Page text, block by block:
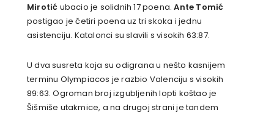
Mirotić ubacio je solidnih 17 poena.Ante Tomić
postigao je četiri poena uz tri skoka i jednu
asistenciju. Katalonci su slavili s visokih 63:87.
U dva susreta koja su odigrana u nešto kasnijem
terminu Olympiacos je razbio Valenciju s visokih
89:63. Ogroman broj izgubljenih lopti koštao je
Šišmiše utakmice, a na drugoj strani je tandem